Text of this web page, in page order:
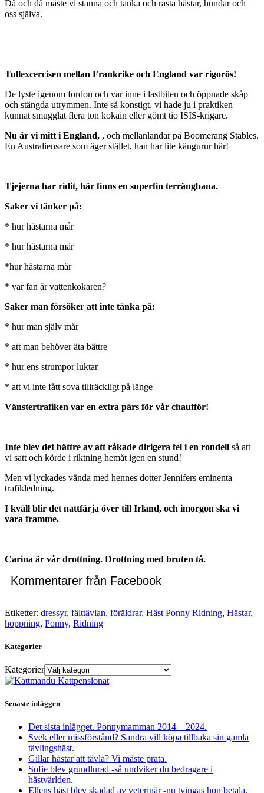
Då och då måste vi stanna och tanka och rasta hästar, hundar och
oss själva.
Tullexcercisen mellan Frankrike och England var rigorös!
De lyste igenom fordon och var inne i lastbilen och öppnade skåp
och stängda utrymmen. Inte så konstigt, vi hade ju i praktiken
kunnat smugglat flera ton kokain eller gömt tio ISIS-krigare.
Nu är vi mitt i England, , och mellanlandar på Boomerang Stables.
En Australiensare som äger stället, han har lite kängurur här!
Tjejerna har ridit, här finns en superfin terrängbana.
Saker vi tänker på:
* hur hästarna mår
* hur hästarna mår
*hur hästarna mår
* var fan är vattenkokaren?
Saker man försöker att inte tänka på:
* hur man själv mår
* att man behöver äta bättre
* hur ens strumpor luktar
* att vi inte fått sova tillräckligt på länge
Vänstertrafiken var en extra pärs för vår chaufför!
Inte blev det bättre av att råkade dirigera fel i en rondell så att
vi satt och körde i riktning hemåt igen en stund!
Men vi lyckades vända med hennes dotter Jennifers eminenta
trafikledning.
I kväll blir det nattfärja över till Irland, och imorgon ska vi
vara framme.
Carina är vår drottning. Drottning med bruten tå.
Kommentarer från Facebook
Etiketter: dressyr, fälttävlan, föräldrar, Häst Ponny Ridning, Hästar,
hoppning, Ponny, Ridning
Kategorier
Kategorier
Senaste inläggen
Det sista inlägget. Ponnymamman 2014 – 2024.
Svek eller missförstånd? Sandra vill köpa tillbaka sin gamla
tävlingshäst.
Gillar hästar att tävla? Vi måste prata.
Sofie blev grundlurad -så undviker du bedragare i
hästvärlden.
Ellens häst blev skadad av veterinär -nu tvingas hon betala.